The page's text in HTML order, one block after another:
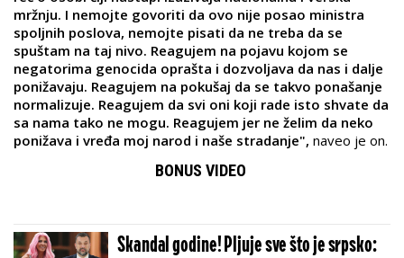
mržnju. I nemojte govoriti da ovo nije posao ministra
spoljnih poslova, nemojte pisati da ne treba da se
spuštam na taj nivo. Reagujem na pojavu kojom se
negatorima genocida oprašta i dozvoljava da nas i dalje
ponižavaju. Reagujem na pokušaj da se takvo ponašanje
normalizuje. Reagujem da svi oni koji rade isto shvate da
sa nama tako ne mogu. Reagujem jer ne želim da neko
ponižava i vređa moj narod i naše stradanje", naveo je on.
BONUS VIDEO
Skandal godine! Pljuje sve što je srpsko: